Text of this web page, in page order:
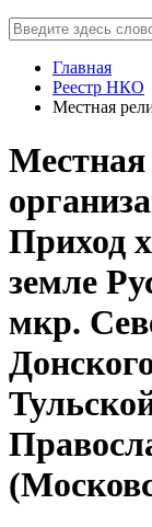
Главная
Реестр НКО
Местная
Местная
Приход
земле
мкр.